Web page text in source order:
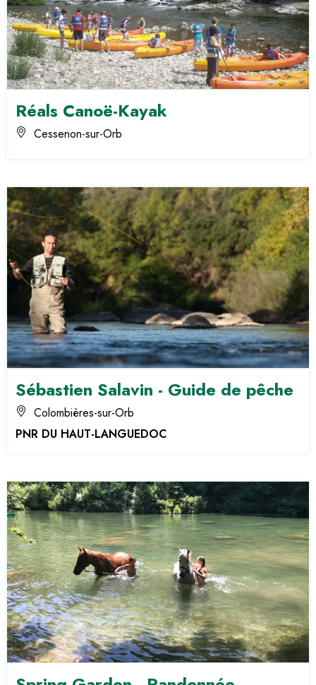
Réals Canoë-Kayak
Cessenon-sur-Orb
Sébastien Salavin - Guide de pêche
Colombières-sur-Orb
PNR DU HAUT-LANGUEDOC